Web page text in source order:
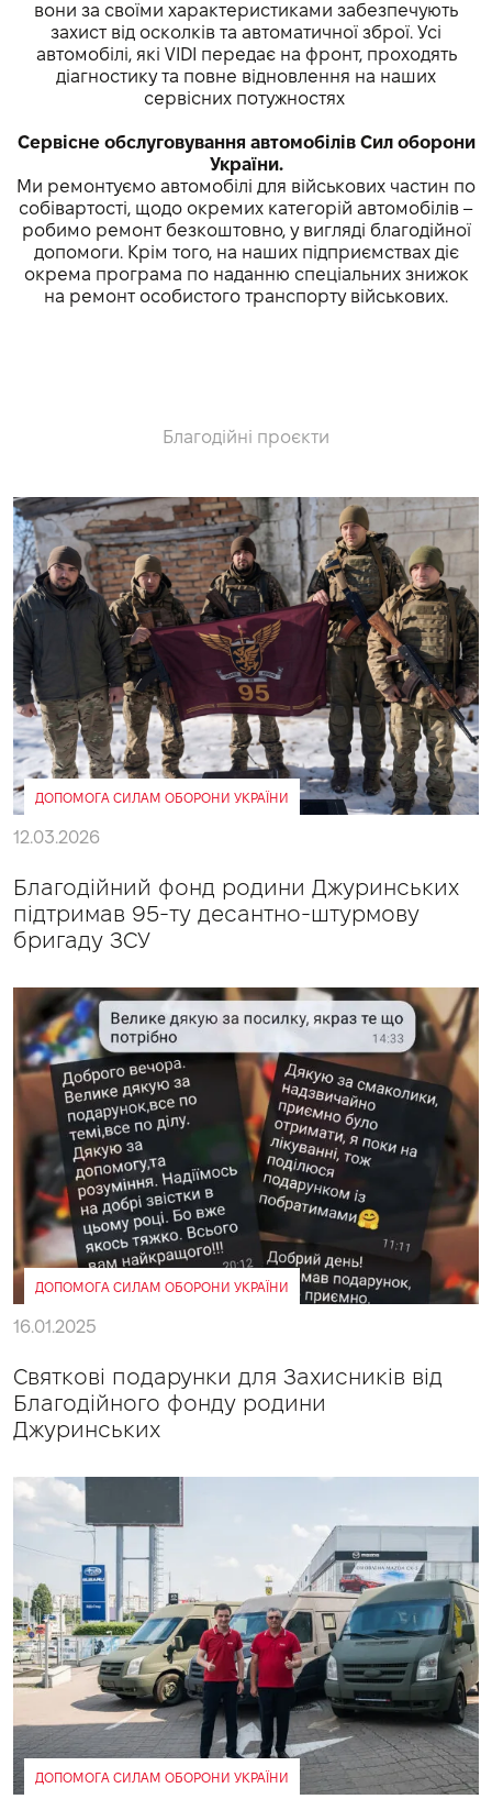
вони за своїми характеристиками забезпечують
захист від осколків та автоматичної зброї. Усі
автомобілі, які VIDI передає на фронт, проходять
діагностику та повне відновлення на наших
сервісних потужностях
Сервісне обслуговування автомобілів Сил оборони
України.
Ми ремонтуємо автомобілі для військових частин по
собівартості, щодо окремих категорій автомобілів –
робимо ремонт безкоштовно, у вигляді благодійної
допомоги. Крім того, на наших підприємствах діє
окрема програма по наданню спеціальних знижок
на ремонт особистого транспорту військових.
Благодійні проєкти
ДОПОМОГА СИЛАМ ОБОРОНИ УКРАЇНИ
12.03.2026
Благодійний фонд родини Джуринських
підтримав 95-ту десантно-штурмову
бригаду ЗСУ
ДОПОМОГА СИЛАМ ОБОРОНИ УКРАЇНИ
16.01.2025
Святкові подарунки для Захисників від
Благодійного фонду родини
Джуринських
ДОПОМОГА СИЛАМ ОБОРОНИ УКРАЇНИ